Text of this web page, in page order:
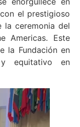
el prestigioso
la ceremonia del
Americas. Este
la Fundación en
equitativo en